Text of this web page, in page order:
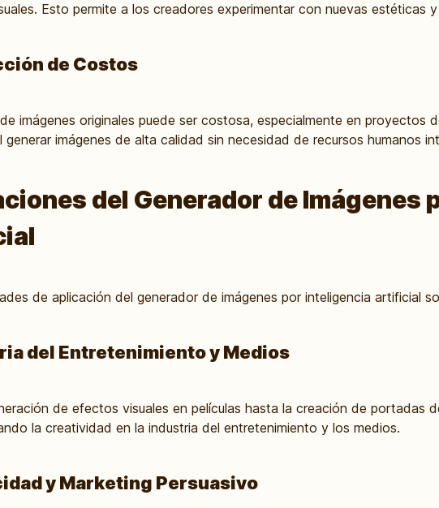
Esto permite a los creadores experimentar con nuevas estéticas
de Costos
imágenes originales puede ser costosa, especialmente en proyectos
imágenes de alta calidad sin necesidad de recursos humanos
del Generador de Imágenes
de aplicación del generador de imágenes por inteligencia artificial
del Entretenimiento y Medios
de efectos visuales en películas hasta la creación de portadas
la creatividad en la industria del entretenimiento y los medios.
y Marketing Persuasivo